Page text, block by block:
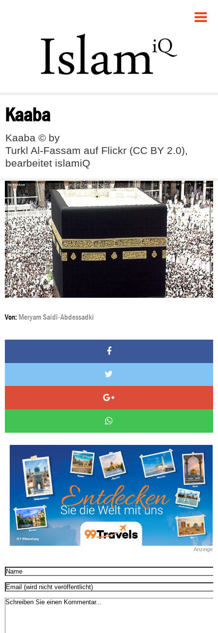
GESELLSCHAFT
STARTSEITE
RECHT
DEBATTE
Kaaba
Kaaba © by
Turkl Al-Fassam auf Flickr (CC BY 2.0),
bearbeitet islamiQ
Von: Meryam Saidi-Abdessadki
Anzeige